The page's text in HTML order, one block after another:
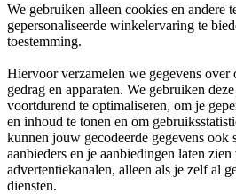
We gebruiken alleen cookies en andere
gepersonaliseerde winkelervaring te
toestemming.
Hiervoor verzamelen we gegevens over
gedrag en apparaten. We gebruiken
voortdurend te optimaliseren, om je
en inhoud te tonen en om
kunnen jouw gecodeerde gegevens ook
aanbieders en je aanbiedingen laten
advertentiekanalen, alleen als je zelf al
diensten.